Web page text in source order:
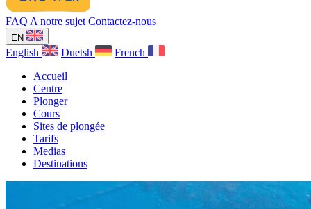
FAQ A notre sujet Contactez-nous
EN
English Duetsh
French
Accueil
Centre
Plonger
Cours
Sites de plongée
Tarifs
Medias
Destinations